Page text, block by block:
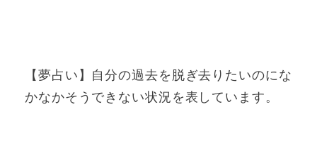
【夢占い】自分の過去を脱ぎ去りたいのにな
かなかそうできない状況を表しています。